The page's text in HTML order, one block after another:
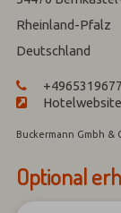
Rheinland-Pfalz
Deutschland
Hotelwebsite
Buckermann Gmbh &
Optional